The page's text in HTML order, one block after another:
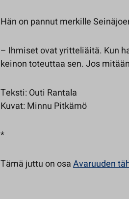
Hän on pannut merkille
– Ihmiset ovat yritteliäitä. Kun
keinon toteuttaa sen. Jos
Teksti: Outi Rantala
Kuvat: Minnu Pitkämö
*
Tämä juttu on osaAvaruuden